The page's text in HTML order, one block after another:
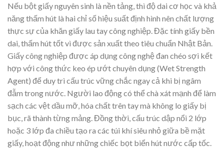
Nếu bột giấy nguyên sinh là nền tảng, thì độ dai cơ học và khả
năng thấm hút là hai chỉ số hiệu suất định hình nên chất lượng
thực sự của khăn giấy lau tay công nghiệp. Đặc tính giấy bền
dai, thấm hút tốt vì được sản xuất theo tiêu chuẩn Nhật Bản.
Giấy công nghiệp được áp dụng công nghệ đan chéo sợi kết
hợp với công thức keo ép ướt chuyên dụng (Wet Strength
Agent) để duy trì cấu trúc vững chắc ngay cả khi bị ngâm
đẫm trong nước. Người lao động có thể chà xát mạnh để làm
sạch các vệt dầu mỡ, hóa chất trên tay mà không lo giấy bị
bục, rã thành từng mảng. Đồng thời, cấu trúc dập nổi 2 lớp
hoặc 3 lớp đa chiều tạo ra các túi khí siêu nhỏ giữa bề mặt
giấy, hoạt động như những chiếc bọt biển hút nước cấp tốc.